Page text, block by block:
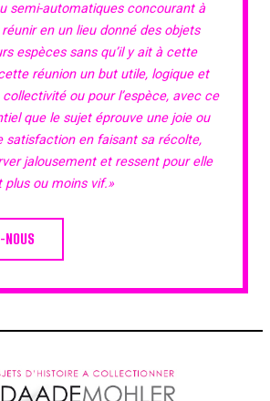
semi-automatiques concourant à
en un lieu donné des objets
espèces sans qu’il y ait à cette
réunion un but utile, logique et
ou pour l’espèce, avec ce
que le sujet éprouve une joie ou
satisfaction en faisant sa récolte,
jalousement et ressent pour elle
ou moins vif.»
NOUS